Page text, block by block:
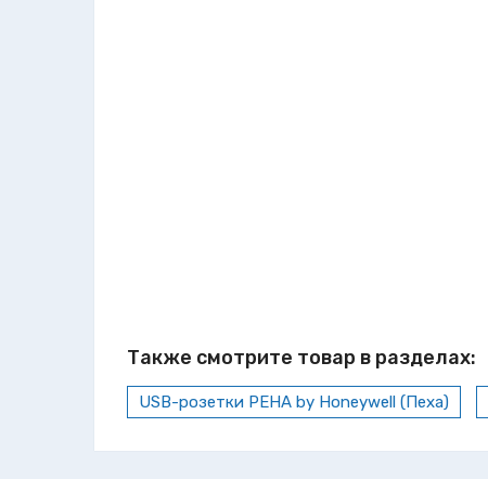
Также смотрите товар в разделах:
USB-розетки PEHA by Honeywell (Пеха)